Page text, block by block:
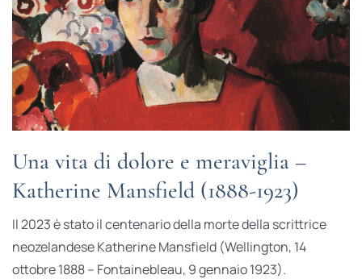
Una vita di dolore e meraviglia –
Katherine Mansfield (1888-1923)
Il 2023 è stato il centenario della morte della scrittrice
neozelandese Katherine Mansfield (Wellington, 14
ottobre 1888 – Fontainebleau, 9 gennaio 1923).